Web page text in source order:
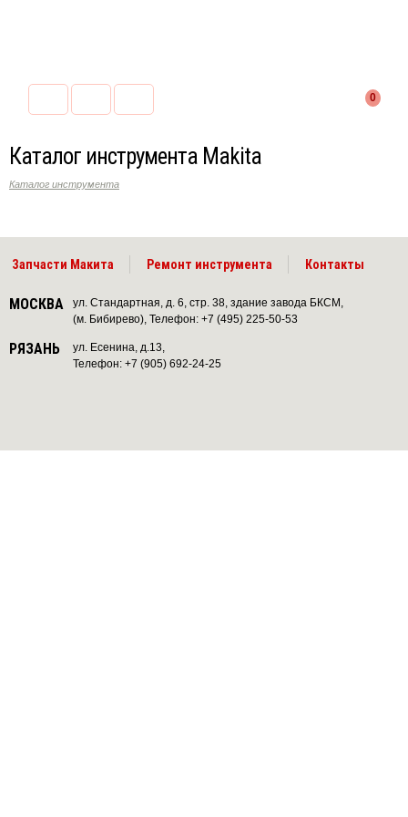
0
Каталог инструмента Makita
Каталог инструмента
Запчасти Макита Ремонт инструмента Контакты
МОСКВА
ул. Стандартная, д. 6, стр. 38, здание завода БКСМ,
(м. Бибирево), Телефон: +7 (495) 225-50-53
РЯЗАНЬ
ул. Есенина, д.13,
Телефон: +7 (905) 692-24-25